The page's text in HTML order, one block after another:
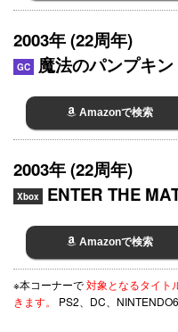
2003年 (22周年)
GC 魔法のパンプキ
Amazonで検索
2003年 (22周年)
Xbox ENTER THE
Amazonで検索
※本コーナーで対象となるタイト
きます。
PS2、DC、